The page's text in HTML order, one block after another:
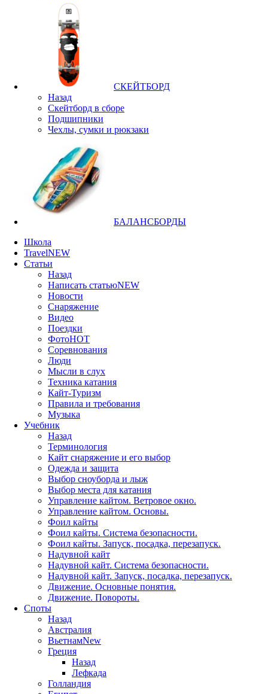
СКЕЙТБОРД
Назад
Скейтборд в сборе
Подшипники
Чехлы, сумки и рюкзаки
БАЛАНСБОРДЫ
Школа
TravelNEW
Статьи
Назад
Написать статьюNEW
Новости
Снаряжение
Видео
Поездки
ФотоHOT
Соревнования
Люди
Мысли в слух
Техника катания
Кайт-Туризм
Правила и требования
Музыка
Учебник
Назад
Терминология
Кайт снаряжение и его выбор
Одежда и защита
Выбор сноуборда и лыж
Выбор места для катания
Управление кайтом. Ветровое окно.
Управление кайтом. Основы.
Фоил кайты
Фоил кайты. Система безопасности.
Фоил кайты. Запуск, посадка, перезапуск.
Надувной кайт
Надувной кайт. Система безопасности.
Надувной кайт. Запуск, посадка, перезапуск.
Движение. Основные понятия.
Движение. Повороты.
Споты
Назад
Австралия
ВьетнамNew
Греция
Назад
Лефкада
Голландия